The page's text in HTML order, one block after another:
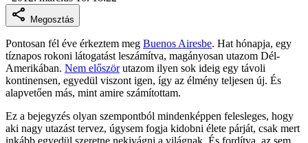
Megosztás
Pontosan fél éve érkeztem meg Buenos Airesbe. Hat hónapja, egy
tíznapos rokoni látogatást leszámítva, magányosan utazom Dél-
Amerikában. Nem előszörutazom ilyen sok ideig egy távoli
kontinensen, egyedül viszont igen, így az élmény teljesen új. És
alapvetően más, mint amire számítottam.
Ez a bejegyzés olyan szempontból mindenképpen felesleges, hogy
aki nagy utazást tervez, úgysem fogja kidobni élete párját, csak mert
inkább egyedül szeretne nekivágni a világnak. És fordítva, az sem